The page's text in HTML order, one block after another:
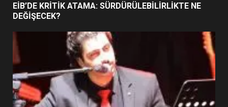
EİB’DE KRİTİK ATAMA: SÜRDÜRÜLEBİLİRLİKTE NE
DEĞİŞECEK?